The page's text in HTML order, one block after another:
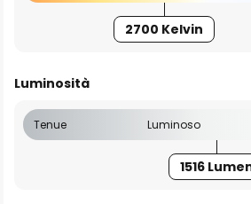
2700 Kelvin
Luminosità
Tenue Luminoso
1516